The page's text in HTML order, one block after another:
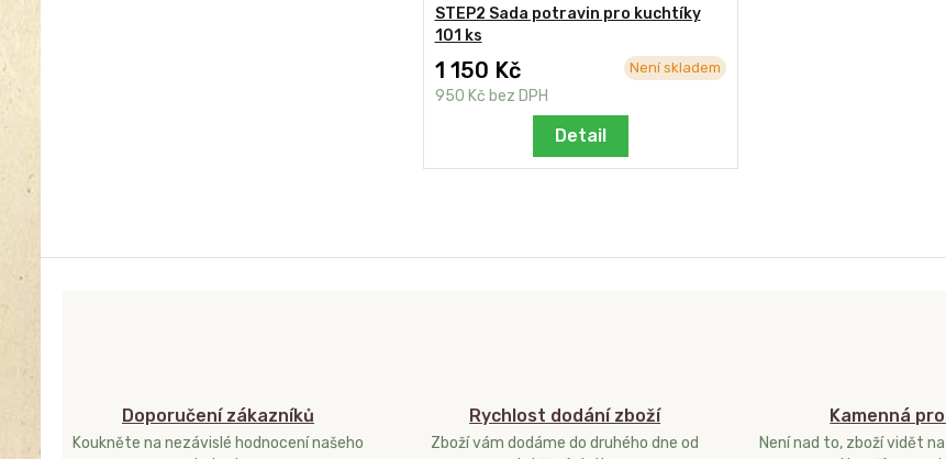
STEP2 Sada potravin pro kuchtíky
101 ks
1 150 Kč
950 Kč bez DPH
Není skladem
Detail
Doporučení zákazníků
Koukněte na nezávislé hodnocení našeho
Rychlost dodání zboží
Zboží vám dodáme do druhého dne od
Kamenná
Není nad to, zboží vidět